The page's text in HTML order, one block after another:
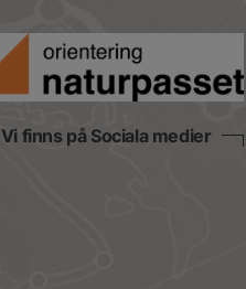
Vi finns på Sociala medier